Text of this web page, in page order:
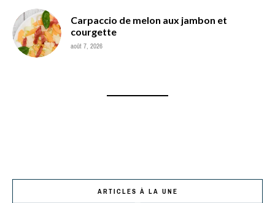
Carpaccio de melon aux jambon et
courgette
août 7, 2026
ARTICLES À LA UNE